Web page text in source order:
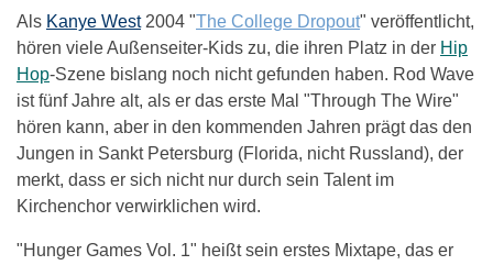
Als Kanye West2004 "The College Dropout" veröffentlicht,
hören viele Außenseiter-Kids zu, die ihren Platz in der Hip
Hop-Szene bislang noch nicht gefunden haben. Rod Wave
ist fünf Jahre alt, als er das erste Mal "Through The Wire"
hören kann, aber in den kommenden Jahren prägt das den
Jungen in Sankt Petersburg (Florida, nicht Russland), der
merkt, dass er sich nicht nur durch sein Talent im
Kirchenchor verwirklichen wird.
"Hunger Games Vol. 1" heißt sein erstes Mixtape, das er